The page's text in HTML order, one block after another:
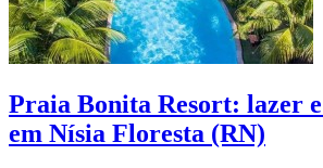
Praia Bonita Resort: lazer
em Nísia Floresta (RN)